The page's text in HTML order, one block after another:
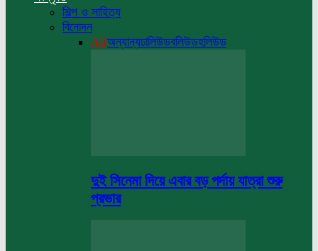
শিল্প ও সাহিত্য
বিনোদন
Allঅন্যান্যঢালিউডবলিউডহলিউড
দুই সিনেমা দিয়ে এবার বড় পর্দায় যাত্রা শুরু
প্রভার